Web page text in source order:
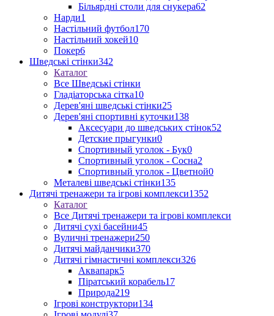
Більярдні столи для снукера62
Нарди1
Настільний футбол170
Настільний хокей10
Покер6
Шведські стінки342
Каталог
Все Шведські стінки
Гладіаторська сітка10
Дерев'яні шведські стінки25
Дерев'яні спортивні куточки138
Аксесуари до шведських стінок52
Детские прыгунки0
Спортивный уголок - Бук0
Спортивный уголок - Сосна2
Спортивный уголок - Цветной0
Металеві шведські стінки135
Дитячі тренажери та ігрові комплекси1352
Каталог
Все Дитячі тренажери та ігрові комплекси
Дитячі сухі басейни45
Вуличні тренажери250
Дитячі майданчики370
Дитячі гімнастичні комплекси326
Аквапарк5
Піратський корабель17
Природа219
Ігрові конструктори134